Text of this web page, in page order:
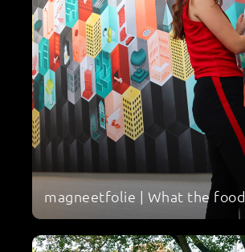
magneetfolie | What the food